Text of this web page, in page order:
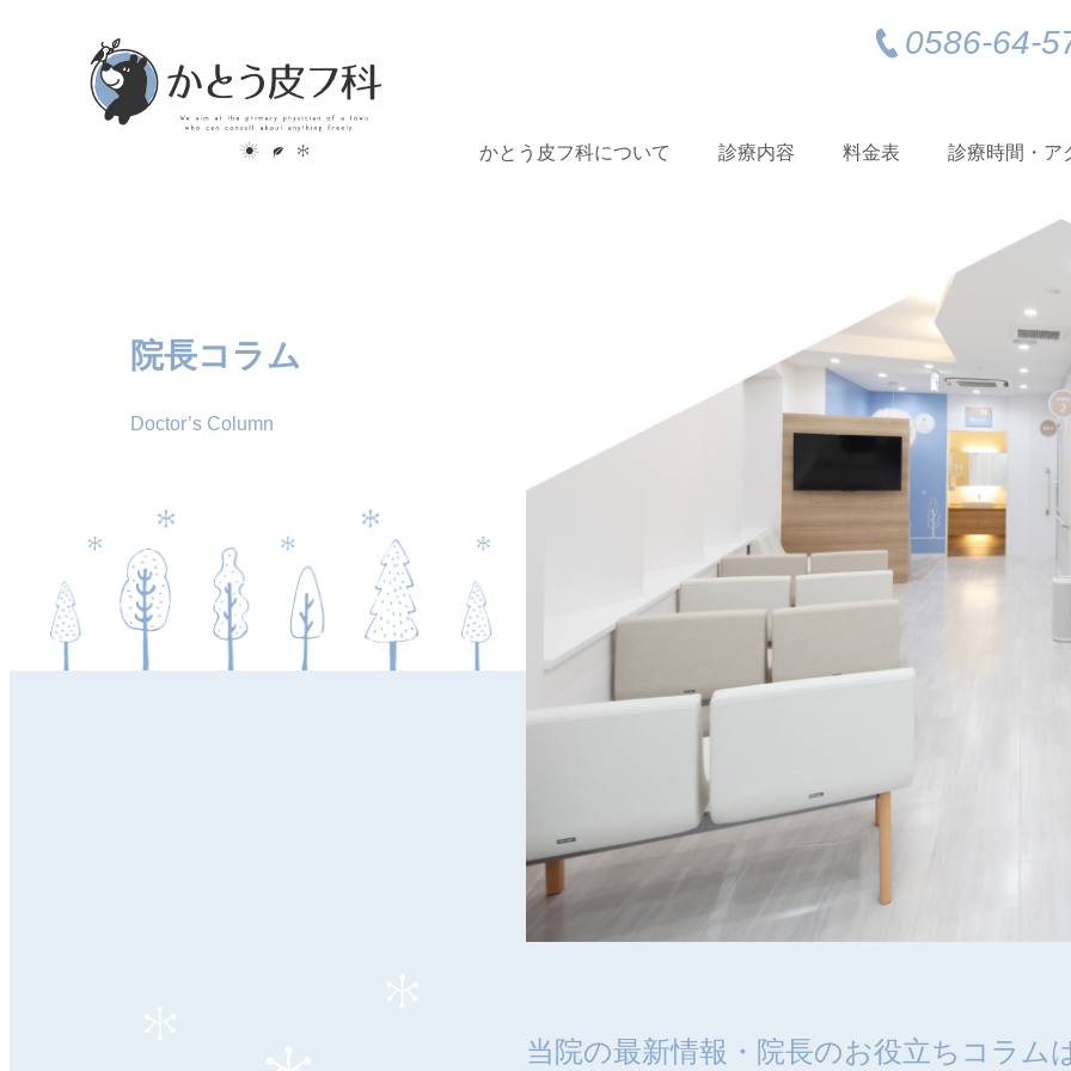
0586-64-
かとう皮フ科について 診療内容 料金表 診療時間・ア
院長コラム
Doctor’s Column
当院の最新情報・ 院長のお役立ちコラム